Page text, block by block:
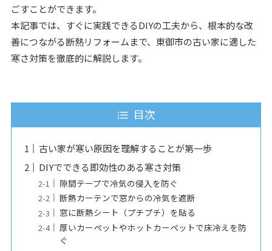
ごすことができます。
本記事では、すぐに実践できるDIYの工夫から、根本的な改
善につながる断熱リフォームまで、東御市の古い家に適した
寒さ対策を徹底的に解説します。
目次
古い家が寒い原因を理解することが第一歩
DIYでできる即効性のある寒さ対策
隙間テープで冷気の侵入を防ぐ
断熱カーテンで窓からの冷気を遮断
窓に断熱シート（プチプチ）を貼る
厚いカーペットやホットカーペットで床冷えを防
ぐ